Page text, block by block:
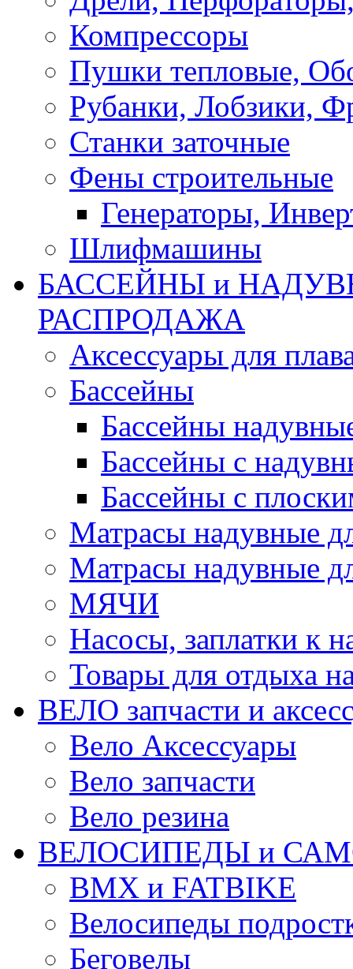
Компрессоры
Пушки тепловые,
Рубанки, Лобзики,
Станки заточные
Фены строительные
Генераторы,
Шлифмашины
БАССЕЙНЫ и
РАСПРОДАЖА
Аксессуары для
Бассейны
Бассейны
Бассейны с
Бассейны с
Матрасы надувные
Матрасы надувные
МЯЧИ
Насосы, заплатки к
Товары для отдыха
ВЕЛО запчасти и
Вело Аксессуары
Вело запчасти
Вело резина
ВЕЛОСИПЕДЫ и
BMX и FATBIKE
Велосипеды
Беговелы